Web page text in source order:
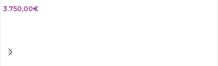
3.750,00€